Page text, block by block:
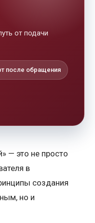
от подачи
после обращения
— это не просто
в
создания
но и